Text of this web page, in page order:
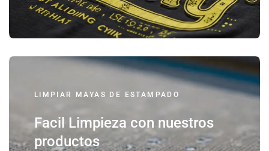
LIMPIAR MAYAS DE ESTAMPADO
Facil Limpieza con nuestros
productos